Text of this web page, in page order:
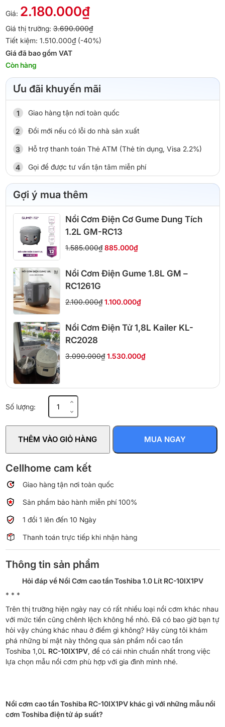
Giá: 2.180.000₫
Giá thị trường:3.690.000₫
Tiết kiệm: 1.510.000₫ (-40%)
Giá đã bao gồm VAT
Còn hàng
Ưu đãi khuyến mãi
Giao hàng tận nơi toàn quốc
Đổi mới nếu có lỗi do nhà sản xuất
Hỗ trợ thanh toán Thẻ ATM (Thẻ tín dụng, Visa 2.2%)
Gọi để được tư vấn tận tâm miễn phí
Gợi ý mua thêm
Nồi Cơm Điện Cơ Gume Dung Tích
1.2L GM-RC13
1.585.000₫ 885.000₫
Nồi Cơm Điện Gume 1.8L GM –
RC1261G
2.100.000₫ 1.100.000₫
Nồi Cơm Điện Tử 1,8L Kailer KL-
RC2028
3.090.000₫ 1.530.000₫
Số lượng:cơm
tần
Toshiba
10IX1PV
dung
1
lít
lượng
THÊM VÀO GIỎ HÀNG MUA NGAY
Cellhome cam kết
Giao hàng tận nơi toàn quốc
Sản phẩm bảo hành miễn phí 100%
1 đổi 1 lên đến 10 Ngày
Thanh toán trực tiếp khi nhận hàng
Thông tin sản phẩm
Hỏi đáp về Nồi Cơm cao tần Toshiba 1.0 Lít RC-10IX1PV
* * *
Trên thị trường hiện ngày nay có rất nhiều loại nồi cơm khác nhau
với mức tiền cũng chênh lệch không hề nhỏ. Đã có bao giờ bạn tự
hỏi vậy chúng khác nhau ở điểm gì không? Hãy cùng tôi khám
phá những bí mật này thông qua sản phẩm nồi cao tần
Toshiba 1,0L RC-10IX1PV, để có cái nhìn chuẩn nhất trong việc
lựa chọn mẫu nồi cơm phù hợp với gia đình mình nhé.
Nồi cơm cao tần Toshiba RC-10IX1PV khác gì với những mẫu nồi
cơm Toshiba điện tử áp suất?